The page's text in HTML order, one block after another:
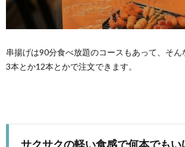
串揚げは90分食べ放題のコースもあって、そ
3本とか12本とかで注文できます。
サクサクの軽い食感で何本でもい